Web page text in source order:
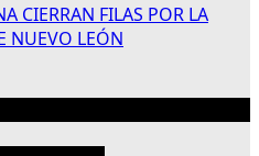
CIERRAN FILAS POR LA
NUEVO LEÓN